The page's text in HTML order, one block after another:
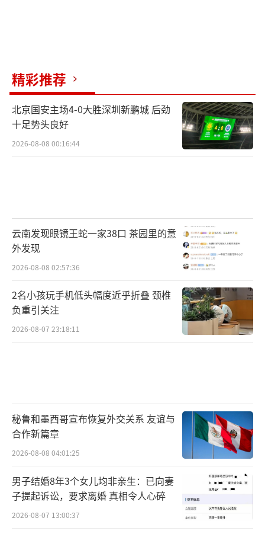
精彩推荐
北京国安主场4-0大胜深圳新鹏城 后劲
十足势头良好
2026-08-08 00:16:44
云南发现眼镜王蛇一家38口 茶园里的意
外发现
2026-08-08 02:57:36
2名小孩玩手机低头幅度近乎折叠 颈椎
负重引关注
2026-08-07 23:18:11
秘鲁和墨西哥宣布恢复外交关系 友谊与
合作新篇章
2026-08-08 04:01:25
男子结婚8年3个女儿均非亲生：已向妻
子提起诉讼，要求离婚 真相令人心碎
2026-08-07 13:00:37